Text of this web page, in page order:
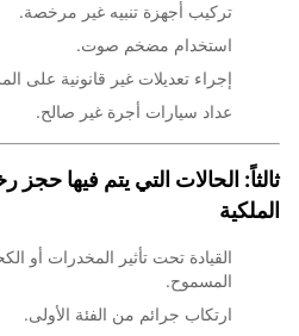
تركيب أجهزة تنبيه غير مرخصة.
استخدام مضخم صوت.
إجراء تعديلات غير قانونية على
عداد سيارات أجرة غير صالح.
ثالثاً: الحالات التي يتم فيها
الملكية
القيادة تحت تأثير المخدرات أو
المسموح.
ارتكاب جرائم من الفئة الأولى.